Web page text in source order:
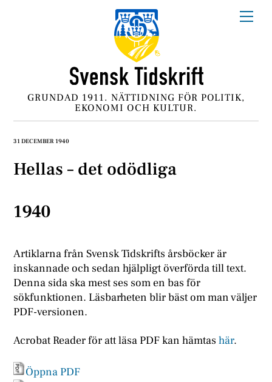
GRUNDAD 1911. NÄTTIDNING FÖR POLITIK,
EKONOMI OCH KULTUR.
31 DECEMBER 1940
Hellas – det odödliga
1940
Artiklarna från Svensk Tidskrifts årsböcker är
inskannade och sedan hjälpligt överförda till text.
Denna sida ska mest ses som en bas för
sökfunktionen. Läsbarheten blir bäst om man väljer
PDF-versionen.
Acrobat Reader för att läsa PDF kan hämtashär.
Öppna PDF